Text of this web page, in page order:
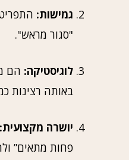
גמישות:
"סגור מראש".
לוגיסטיקה: הם
באותה רצינות
יושרה מקצועית:
פחות מתאים”